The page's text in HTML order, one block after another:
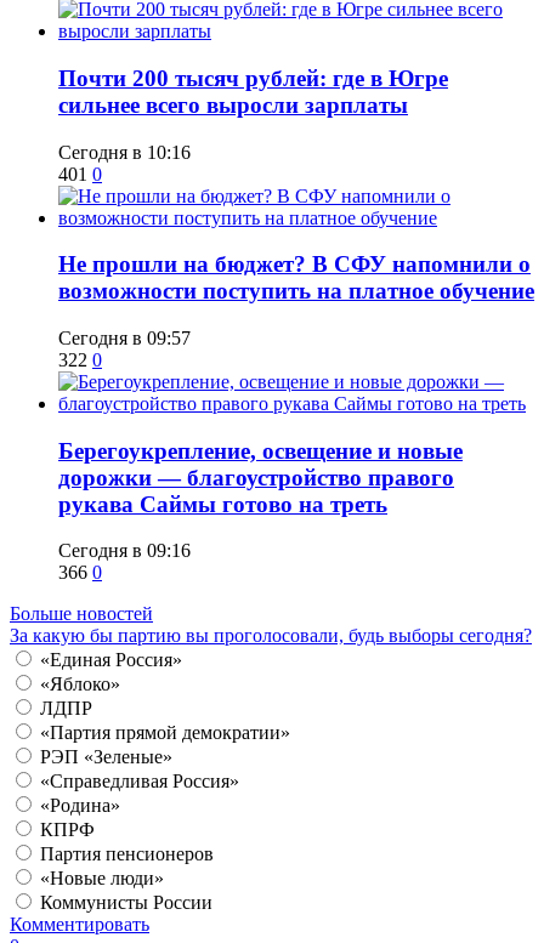
​Почти 200 тысяч рублей: где в Югре
сильнее всего выросли зарплаты
Сегодня в 10:16
401 0
Не прошли на бюджет? В СФУ напомнили о
возможности поступить на платное обучение
Сегодня в 09:57
322 0
Берегоукрепление, освещение и новые
дорожки — благоустройство правого
рукава Саймы готово на треть
Сегодня в 09:16
366 0
Больше новостей
За какую бы партию вы проголосовали, будь выборы сегодня?
«Единая Россия»
«Яблоко»
ЛДПР
«Партия прямой демократии»
РЭП «Зеленые»
«Справедливая Россия»
«Родина»
КПРФ
Партия пенсионеров
«Новые люди»
Коммунисты России
Комментировать